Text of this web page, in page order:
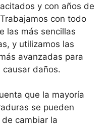
y con años de
con todo
las más sencillas
y utilizamos las
avanzadas para
daños.
que la mayoría
se pueden
cambiar la